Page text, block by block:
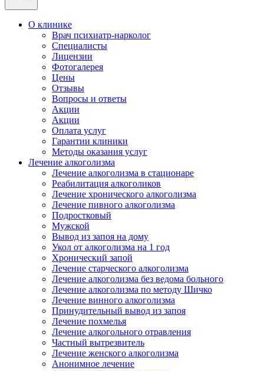
О клинике
Врач психиатр-нарколог
Специалисты
Лицензии
Фотогалерея
Цены
Отзывы
Вопросы и ответы
Акции
Акции
Оплата услуг
Гарантии клиники
Методы оказания услуг
Лечение алкоголизма
Лечение алкоголизма в стационаре
Реабилитация алкоголиков
Лечение хронического алкоголизма
Лечение пивного алкоголизма
Подростковый
Мужской
Вывод из запоя на дому
Укол от алкоголизма на 1 год
Хронический запой
Лечение старческого алкоголизма
Лечение алкоголизма без ведома больного
Лечение алкоголизма по методу Шичко
Лечение винного алкоголизма
Принудительный вывод из запоя
Лечение похмелья
Лечение алкогольного отравления
Частный вытрезвитель
Лечение женского алкоголизма
Анонимное лечение